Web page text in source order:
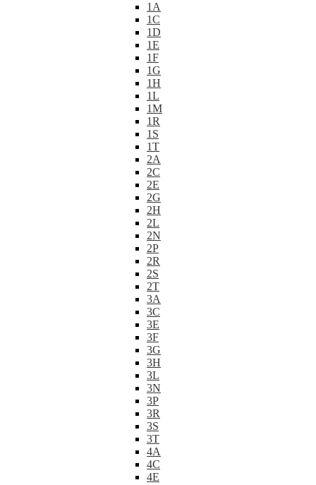
1A
1C
1D
1E
1F
1G
1H
1L
1M
1R
1S
1T
2A
2C
2E
2G
2H
2L
2N
2P
2R
2S
2T
3A
3C
3E
3F
3G
3H
3L
3N
3P
3R
3S
3T
4A
4C
4E